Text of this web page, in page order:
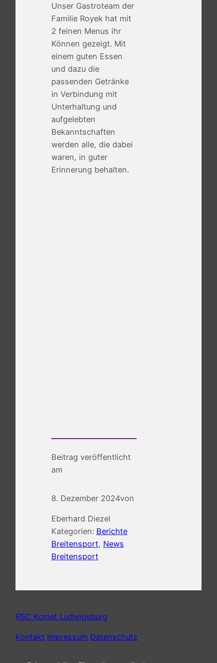
Unser Gastroteam der
Familie Royek hat mit
2 feinen Menus ihr
Können gezeigt. Mit
einem guten Essen
und dazu die
passenden Getränke
in Verbindung mit
Unterhaltung und
aufgelebten
Bekanntschaften
werden alle, die dabei
waren, in guter
Erinnerung behalten.
Beitrag veröffentlicht
am
8. Dezember 2024von
Eberhard Diezel
Kategorien: Berichte
Breitensport, News
Breitensport
RSC Komet Ludwigsburg
Kontakt Impressum Datenschutz